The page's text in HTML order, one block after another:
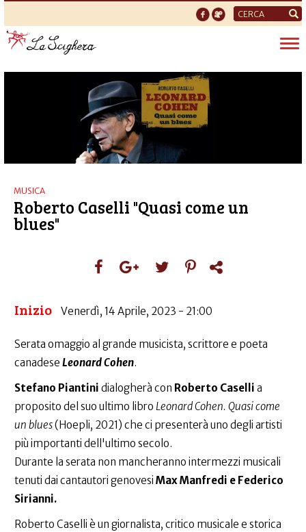
Form
di
ricerca
MUSICA
Roberto Caselli "Quasi come un
blues"
Inizio Venerdì, 14 Aprile, 2023 - 21:00
Serata omaggio al grande musicista, scrittore e poeta
canadese Leonard Cohen.
Stefano Piantini dialogherà con Roberto Caselli a
proposito del suo ultimo libro Leonard Cohen. Quasi come
un blues(Hoepli, 2021) che ci presenterà uno degli artisti
più importanti dell'ultimo secolo.
Durante la serata non mancheranno intermezzi musicali
tenuti dai cantautori genovesi Max Manfredi e Federico
Sirianni.
Roberto Caselli è un giornalista, critico musicale e storica